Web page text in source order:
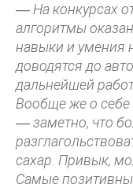
— На конкурсах
алгоритмы
навыки и умения
доводятся до
дальнейшей
Вообще же о себе
— заметно, что
сахар. Привык,
Самые